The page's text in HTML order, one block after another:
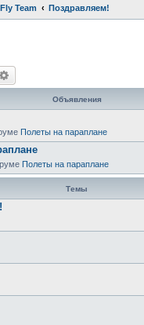
Team
Поздравляем!
Объявления
Полеты на параплане
Полеты на параплане
Темы